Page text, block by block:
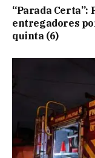
“Parada Certa”:
entregadores
quinta (6)